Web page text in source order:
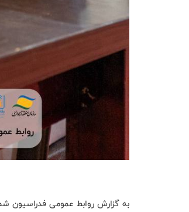
به گزارش روابط عمومی فدراسیون